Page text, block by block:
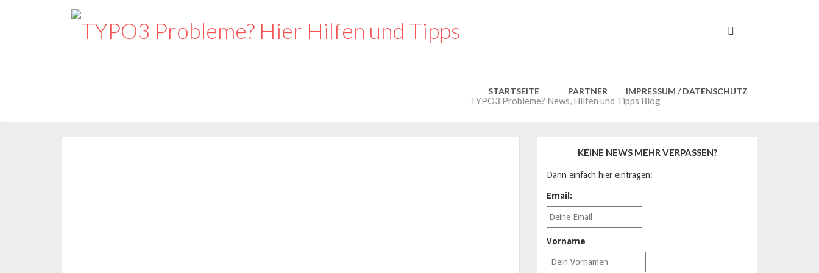
TYPO3 Probleme? News, Hilfen und Tipps Blog
STARTSEITE PARTNER IMPRESSUM / DATENSCHUTZ
KEINE NEWS MEHR VERPASSEN?
Dann einfach hier eintragen:
Email:
Vorname